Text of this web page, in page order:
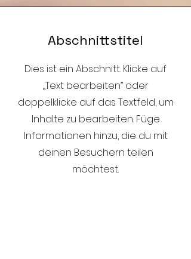
Abschnittstitel
Dies ist ein Abschnitt. Klicke auf
„Text bearbeiten” oder
doppelklicke auf das Textfeld, um
Inhalte zu bearbeiten. Füge
Informationen hinzu, die du mit
deinen Besuchern teilen
möchtest.